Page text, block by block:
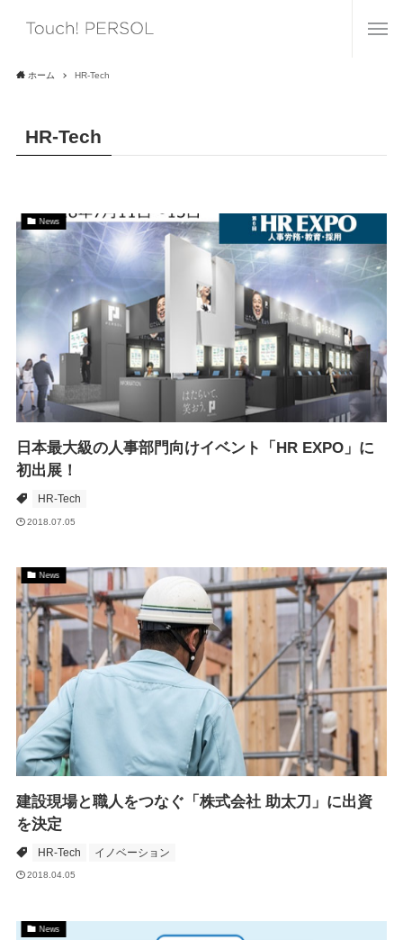
ホーム HR-Tech
HR-Tech
News
日本最大級の人事部門向けイベント「HR EXPO」に
初出展！
HR-Tech
2018.07.05
News
建設現場と職人をつなぐ「株式会社 助太刀」に出資
を決定
HR-Tech イノベーション
2018.04.05
News